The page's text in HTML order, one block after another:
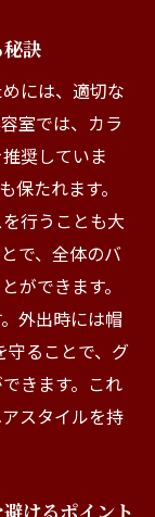
訣
には、適切な
室では、カラ
奨していま
保たれます。
行うことも大
で、全体のバ
ができます。
外出時には帽
守ることで、グ
きます。これ
スタイルを持
けるポイント